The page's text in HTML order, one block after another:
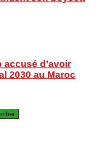
d’avoir
2030 au Maroc